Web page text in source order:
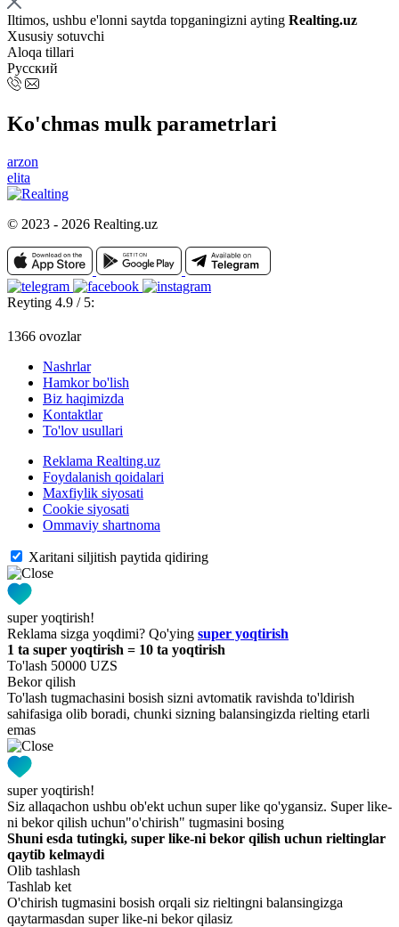
Iltimos, ushbu e'lonni saytda topganingizni ayting Realting.uz
Xususiy sotuvchi
Aloqa tillari
Русский
Ko'chmas mulk parametrlari
arzon
elita
© 2023 - 2026 Realting.uz
Reyting 4.9 / 5:
1366 ovozlar
Nashrlar
Hamkor bo'lish
Biz haqimizda
Kontaktlar
To'lov usullari
Reklama Realting.uz
Foydalanish qoidalari
Maxfiylik siyosati
Cookie siyosati
Ommaviy shartnoma
Xaritani siljitish paytida qidiring
super yoqtirish!
Reklama sizga yoqdimi? Qo'ying super yoqtirish
1 ta super yoqtirish = 10 ta yoqtirish
To'lash 50000 UZS
Bekor qilish
To'lash tugmachasini bosish sizni avtomatik ravishda to'ldirish
sahifasiga olib boradi, chunki sizning balansingizda rielting etarli
emas
super yoqtirish!
Siz allaqachon ushbu ob'ekt uchun super like qo'ygansiz. Super like-
ni bekor qilish uchun"o'chirish" tugmasini bosing
Shuni esda tutingki, super like-ni bekor qilish uchun rieltinglar
qaytib kelmaydi
Olib tashlash
Tashlab ket
O'chirish tugmasini bosish orqali siz rieltingni balansingizga
qaytarmasdan super like-ni bekor qilasiz